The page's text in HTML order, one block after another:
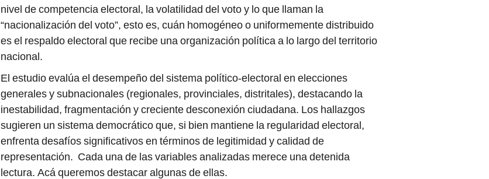
nivel de competencia electoral, la volatilidad del voto y lo que llaman la
“nacionalización del voto”, esto es, cuán homogéneo o uniformemente distribuido
es el respaldo electoral que recibe una organización política a lo largo del territorio
nacional.
El estudio evalúa el desempeño del sistema político-electoral en elecciones
generales y subnacionales (regionales, provinciales, distritales), destacando la
inestabilidad, fragmentación y creciente desconexión ciudadana. Los hallazgos
sugieren un sistema democrático que, si bien mantiene la regularidad electoral,
enfrenta desafíos significativos en términos de legitimidad y calidad de
representación. Cada una de las variables analizadas merece una detenida
lectura. Acá queremos destacar algunas de ellas.